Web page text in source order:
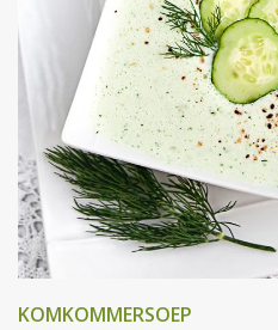
KOMKOMMERSOEP